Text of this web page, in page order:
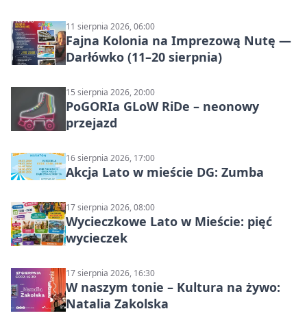
11 sierpnia 2026, 06:00
Fajna Kolonia na Imprezową Nutę —
Darłówko (11–20 sierpnia)
15 sierpnia 2026, 20:00
PoGORIa GLoW RiDe – neonowy
przejazd
16 sierpnia 2026, 17:00
Akcja Lato w mieście DG: Zumba
17 sierpnia 2026, 08:00
Wycieczkowe Lato w Mieście: pięć
wycieczek
17 sierpnia 2026, 16:30
W naszym tonie – Kultura na żywo:
Natalia Zakolska